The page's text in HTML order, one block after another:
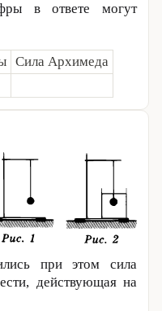
в ответе могут
Сила Архимеда
при этом сила
действующая на